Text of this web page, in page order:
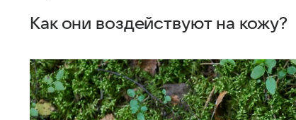
Как они воздействуют на кожу?